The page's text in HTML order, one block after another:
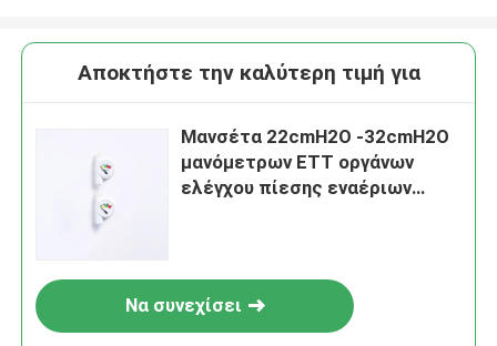
Αποκτήστε την καλύτερη τιμή για
Μανσέτα 22cmH2O -32cmH2O
μανόμετρων ETT οργάνων
ελέγχου πίεσης εναέριων
Να συνεχίσει